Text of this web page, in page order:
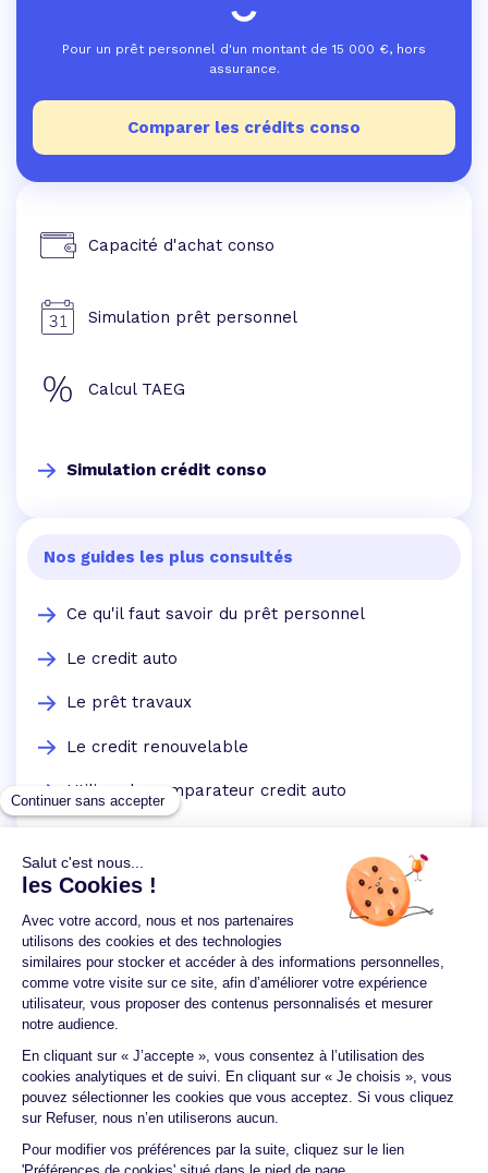
Pour un prêt personnel d'un montant de 15 000 €, hors
assurance.
Comparer les crédits conso
Capacité d'achat conso
Simulation prêt personnel
Calcul TAEG
Simulation crédit conso
Nos guides les plus consultés
Ce qu'il faut savoir du prêt personnel
Le credit auto
Le prêt travaux
Le credit renouvelable
Utilisez le comparateur credit auto
Un crédit vous engage et doit être remboursé.
Vérifiez vos capacités de remboursement avant de
vous engager.
Aucun versement, de quelque nature que ce soit, ne
peut être exigé d'un particulier avant l'obtention
d'un ou plusieurs prêts d'argent.
© 2026 Guide du crédit •Plan du site• Mentions